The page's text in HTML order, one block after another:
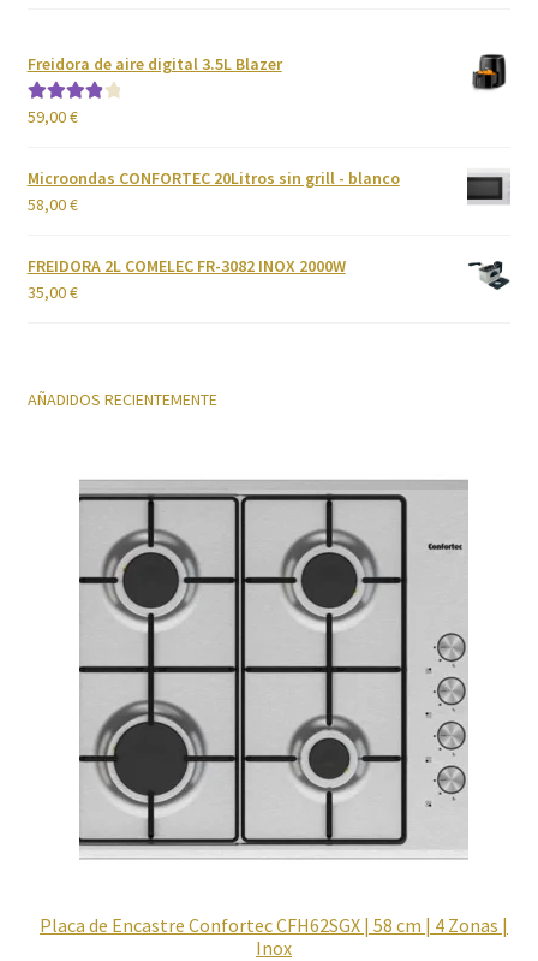
Política de privacidad
Preparación de alimentos
Reproductores
Ventiladores
Freidora de aire digital 3.5L Blazer
Valorado
59,00€
Microondas CONFORTEC 20Litros sin grill - blanco
58,00€
FREIDORA 2L COMELEC FR-3082 INOX 2000W
35,00€
AÑADIDOS RECIENTEMENTE
Placa de Encastre Confortec CFH62SGX | 58 cm | 4 Zonas |
Inox